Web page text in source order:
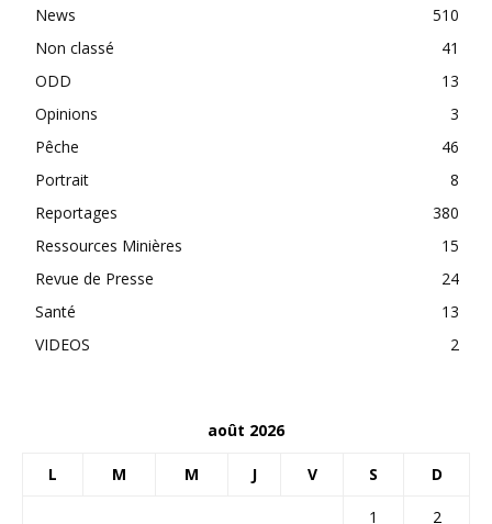
News
510
Non classé
41
ODD
13
Opinions
3
Pêche
46
Portrait
8
Reportages
380
Ressources Minières
15
Revue de Presse
24
Santé
13
VIDEOS
2
août 2026
L M M J V S D
1
2